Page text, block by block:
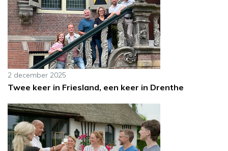
2 december 2025
Twee keer in Friesland, een keer in Drenthe